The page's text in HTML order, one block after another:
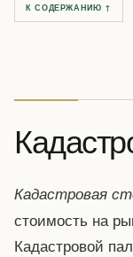
К СОДЕРЖАНИЮ ↑
Кадастровая
стоимость на
Кадастровой